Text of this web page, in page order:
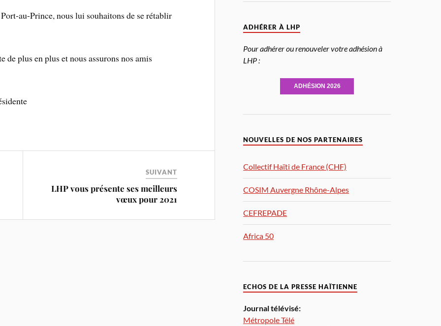
au-Prince, nous lui souhaitons de se rétablir
plus en plus et nous assurons nos amis
SUIVANT
LHP vous présente ses meilleurs
vœux pour 2021
ADHÉRER À LHP
Pour adhérer ou renouveler votre adhésion à
LHP :
ADHÉSION 2026
NOUVELLES DE NOS PARTENAIRES
Collectif Haïti de France (CHF)
COSIM Auvergne Rhône-Alpes
CEFREPADE
Africa 50
ECHOS DE LA PRESSE HAÏTIENNE
Journal télévisé:
Métropole Télé